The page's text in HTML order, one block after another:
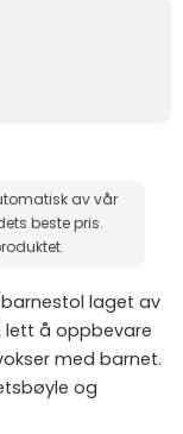
av vår
barnestol laget av
lett å oppbevare
med barnet.
og